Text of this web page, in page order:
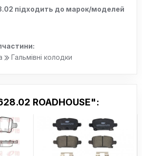
підходить до марок/моделей
Гальмівні колодки
ROADHOUSE":